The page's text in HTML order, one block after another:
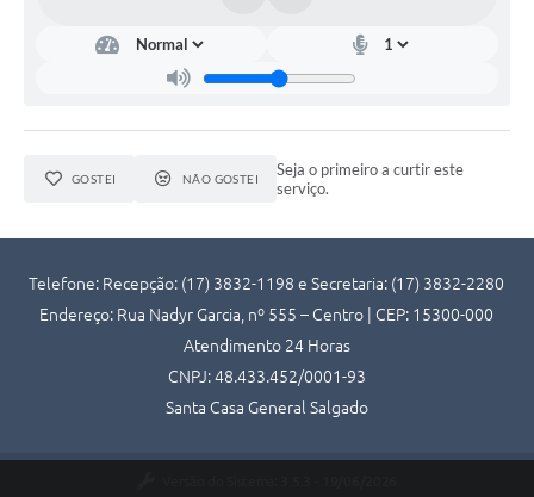
GOSTEI NÃO GOSTEI
Seja o primeiro a curtir este
serviço.
Telefone: Recepção: (17) 3832-1198 e Secretaria: (17) 3832-2280
Endereço: Rua Nadyr Garcia, nº 555 – Centro | CEP: 15300-000
Atendimento 24 Horas
CNPJ: 48.433.452/0001-93
Santa Casa General Salgado